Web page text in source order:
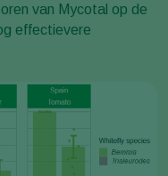
van Mycotal op de
effectievere